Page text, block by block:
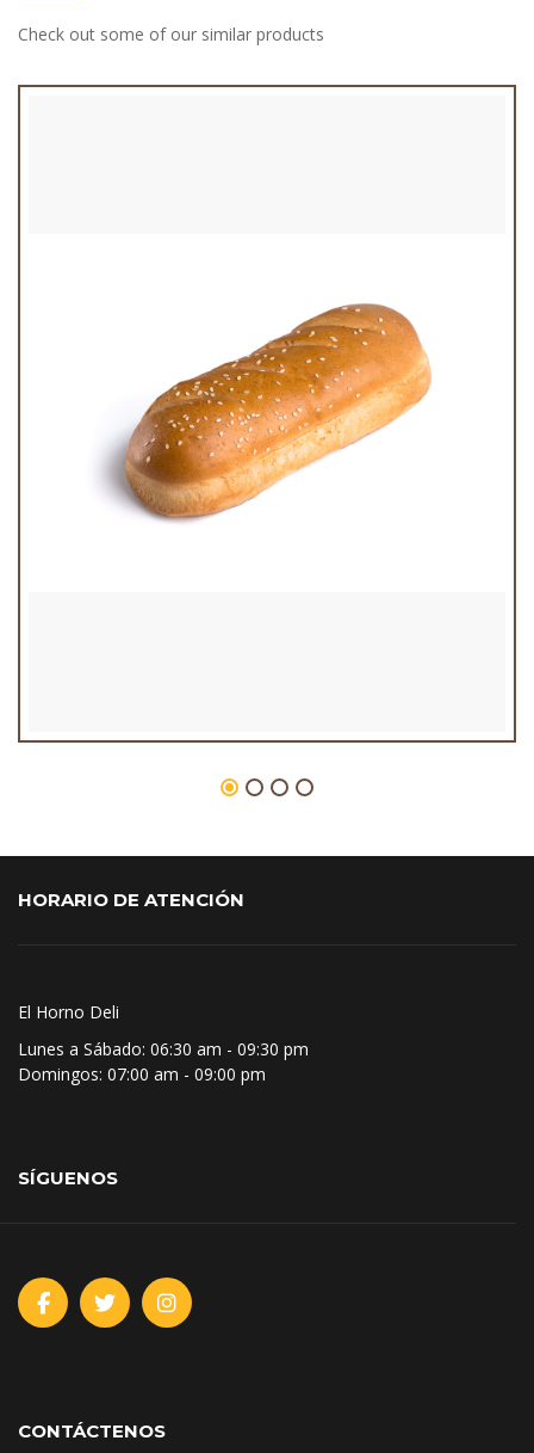
Check out some of our similar products
HORARIO DE ATENCIÓN
El Horno Deli
Lunes a Sábado: 06:30 am - 09:30 pm
Domingos: 07:00 am - 09:00 pm
SÍGUENOS
CONTÁCTENOS